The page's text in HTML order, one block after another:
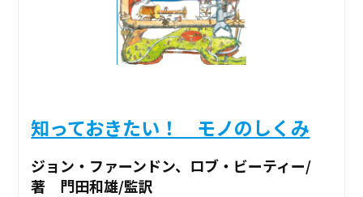
知っておきたい！ モノのしくみ
ジョン・ファーンドン、ロブ・ビーティー/
著 門田和雄/監訳